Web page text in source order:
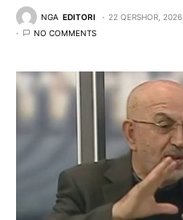
NGA EDITORI 22 QERSHOR, 2026
NO COMMENTS